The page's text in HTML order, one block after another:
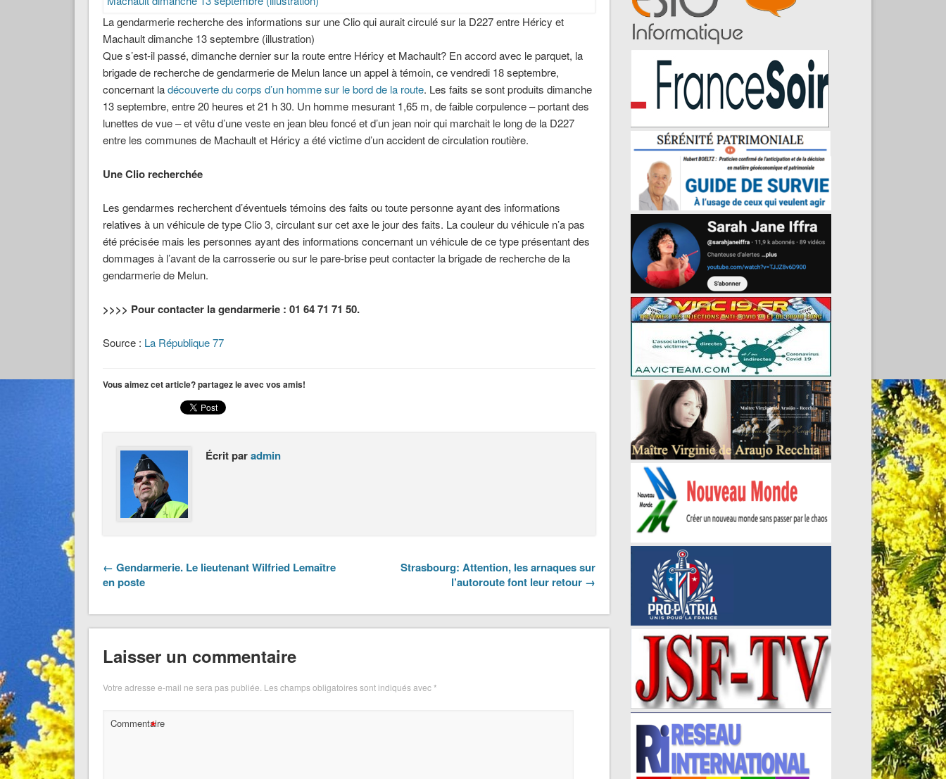
La gendarmerie recherche des informations sur une Clio qui aurait circulé sur la D227 entre Héricy et
Machault dimanche 13 septembre (illustration)
Que s’est-il passé, dimanche dernier sur la route entre Héricy et Machault? En accord avec le parquet, la
brigade de recherche de gendarmerie de Melun lance un appel à témoin, ce vendredi 18 septembre,
concernant ladécouverte du corps d’un homme sur le bord de la route. Les faits se sont produits dimanche
13 septembre, entre 20 heures et 21 h 30. Un homme mesurant 1,65 m, de faible corpulence – portant des
lunettes de vue – et vêtu d’une veste en jean bleu foncé et d’un jean noir qui marchait le long de la D227
entre les communes de Machault et Héricy a été victime d’un accident de circulation routière.
Une Clio recherchée
Les gendarmes recherchent d’éventuels témoins des faits ou toute personne ayant des informations
relatives à un véhicule de type Clio 3, circulant sur cet axe le jour des faits. La couleur du véhicule n’a pas
été précisée mais les personnes ayant des informations concernant un véhicule de ce type présentant des
dommages à l’avant de la carrosserie ou sur le pare-brise peut contacter la brigade de recherche de la
gendarmerie de Melun.
>>>> Pour contacter la gendarmerie : 01 64 71 71 50.
Source : La République 77
Vous aimez cet article? partagez le avec vos amis!
Écrit paradmin
← Gendarmerie. Le lieutenant Wilfried Lemaître
en poste
Strasbourg: Attention, les arnaques sur
l’autoroute font leur retour →
Laisser un commentaire
Votre adresse e-mail ne sera pas publiée. Les champs obligatoires sont indiqués avec*
Commentaire
*